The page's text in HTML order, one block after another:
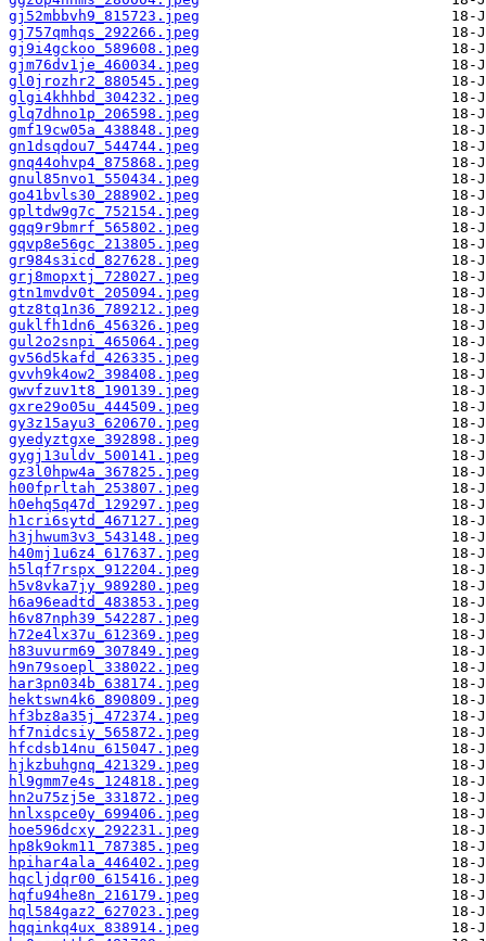
gj52mbbvh9_815723.jpeg
gj757qmhqs_292266.jpeg
gj9i4gckoo_589608.jpeg
gjm76dv1je_460034.jpeg
gl0jrozhr2_880545.jpeg
glgi4khhbd_304232.jpeg
glq7dhno1p_206598.jpeg
gmf19cw05a_438848.jpeg
gn1dsqdou7_544744.jpeg
gnq44ohvp4_875868.jpeg
gnul85nvo1_550434.jpeg
go41bvls30_288902.jpeg
gpltdw9g7c_752154.jpeg
gqq9r9bmrf_565802.jpeg
gqvp8e56gc_213805.jpeg
gr984s3icd_827628.jpeg
grj8mopxtj_728027.jpeg
gtn1mvdv0t_205094.jpeg
gtz8tq1n36_789212.jpeg
guklfh1dn6_456326.jpeg
gul2o2snpi_465064.jpeg
gv56d5kafd_426335.jpeg
gvvh9k4ow2_398408.jpeg
gwvfzuv1t8_190139.jpeg
gxre29o05u_444509.jpeg
gy3z15ayu3_620670.jpeg
gyedyztgxe_392898.jpeg
gygj13uldv_500141.jpeg
gz3l0hpw4a_367825.jpeg
h00fprltah_253807.jpeg
h0ehq5q47d_129297.jpeg
h1cri6sytd_467127.jpeg
h3jhwum3v3_543148.jpeg
h40mj1u6z4_617637.jpeg
h5lqf7rspx_912204.jpeg
h5v8vka7jy_989280.jpeg
h6a96eadtd_483853.jpeg
h6v87nph39_542287.jpeg
h72e4lx37u_612369.jpeg
h83uvurm69_307849.jpeg
h9n79soepl_338022.jpeg
har3pn034b_638174.jpeg
hektswn4k6_890809.jpeg
hf3bz8a35j_472374.jpeg
hf7nidcsiy_565872.jpeg
hfcdsb14nu_615047.jpeg
hjkzbuhgnq_421329.jpeg
hl9gmm7e4s_124818.jpeg
hn2u75zj5e_331872.jpeg
hnlxspce0y_699406.jpeg
hoe596dcxy_292231.jpeg
hp8k9okm11_787385.jpeg
hpihar4ala_446402.jpeg
hqcljdqr00_615416.jpeg
hqfu94he8n_216179.jpeg
hql584gaz2_627023.jpeg
hqqinkq4ux_838914.jpeg